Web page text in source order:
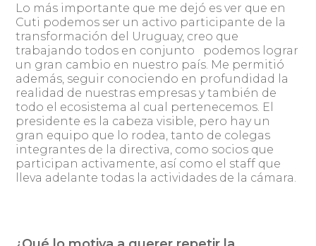
Lo más importante que me dejó es ver que en
Cuti podemos ser un activo participante de la
transformación del Uruguay, creo que
trabajando todos en conjunto podemos lograr
un gran cambio en nuestro país. Me permitió
además, seguir conociendo en profundidad la
realidad de nuestras empresas y también de
todo el ecosistema al cual pertenecemos. El
presidente es la cabeza visible, pero hay un
gran equipo que lo rodea, tanto de colegas
integrantes de la directiva, como socios que
participan activamente, así como el staff que
lleva adelante todas la actividades de la cámara.